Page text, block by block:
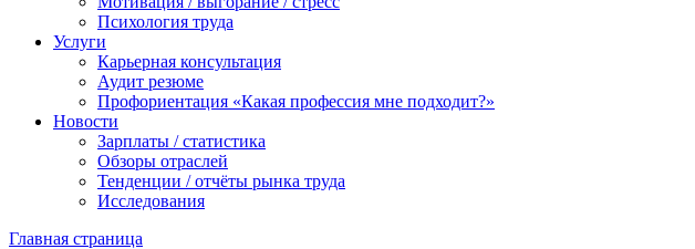
Психология труда
Услуги
Карьерная консультация
Аудит резюме
Профориентация «Какая профессия мне подходит?»
Новости
Зарплаты / статистика
Обзоры отраслей
Тенденции / отчёты рынка труда
Исследования
Главная страница